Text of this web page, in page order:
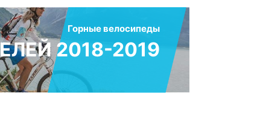
Горные велосипеды
2018-2019